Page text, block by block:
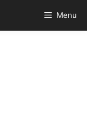
Menu